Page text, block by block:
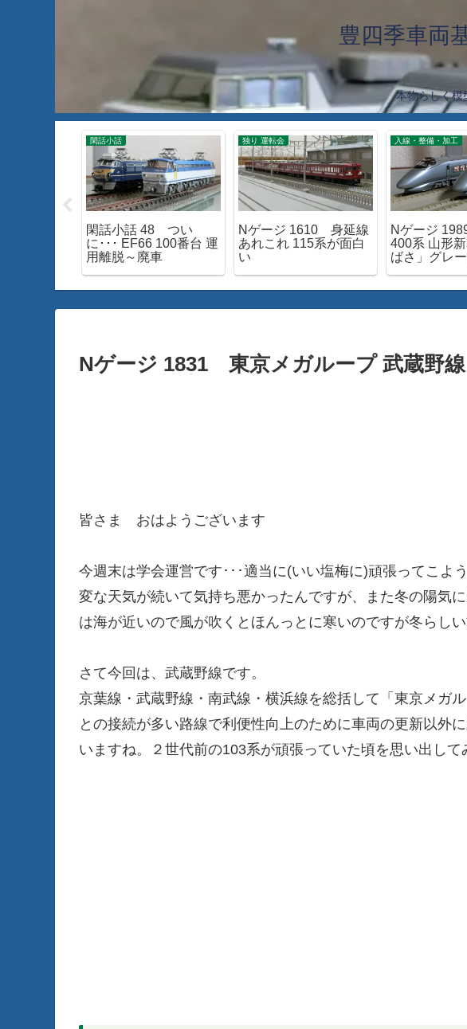
豊四季車両
本物らしく
閑話小話
閑話小話 48 つい
に･･･ EF66 100番台 運
用離脱～廃車
独り 運転会
Nゲージ 1610 身延線
あれこれ 115系が面白
い
入線・整備・加工
Nゲージ
400系 山形
ばさ」グレ
Nゲージ 1831 東京メガループ 武蔵野線
皆さま おはようございます
今週末は学会運営です･･･適当に(いい塩梅に)頑張ってこよ
変な天気が続いて気持ち悪かったんですが、また冬の陽気
は海が近いので風が吹くとほんっとに寒いのですが冬らしい
さて今回は、武蔵野線です。
京葉線・武蔵野線・南武線・横浜線を総括して「東京メガ
との接続が多い路線で利便性向上のために車両の更新以外
いますね。２世代前の103系が頑張っていた頃を思い出して